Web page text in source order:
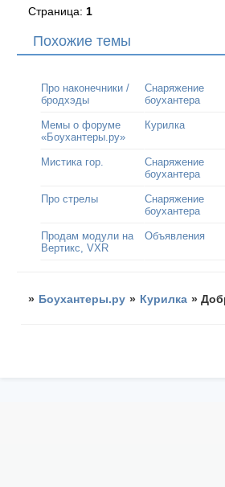
Страница: 1
Похожие темы
Про наконечники /
бродхэды
Снаряжение
боухантера
Мемы о форуме
«Боухантеры.ру»
Курилка
Мистика гор.
Снаряжение
боухантера
Про стрелы
Снаряжение
боухантера
Продам модули на
Вертикс, VXR
Объявления
» Боухантеры.ру » Курилка »